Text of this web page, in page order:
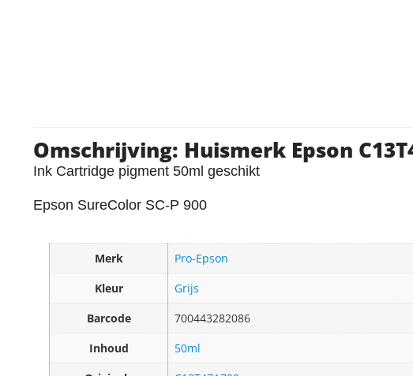
Omschrijving: Huismerk Epson
Ink Cartridge pigment 50ml geschikt
Epson SureColor SC-P 900
Merk
Pro-Epson
Kleur
Grijs
Barcode
700443282086
Inhoud
50ml